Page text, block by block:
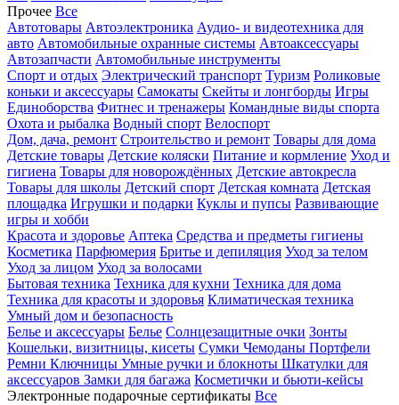
Прочее Все
Автотовары Автоэлектроника Аудио- и видеотехника для
авто Автомобильные охранные системы Автоаксессуары
Автозапчасти Автомобильные инструменты
Спорт и отдых Электрический транспорт Туризм Роликовые
коньки и аксессуары Самокаты Скейты и лонгборды Игры
Единоборства Фитнес и тренажеры Командные виды спорта
Охота и рыбалка Водный спорт Велоспорт
Дом, дача, ремонт Строительство и ремонт Товары для дома
Детские товары Детские коляски Питание и кормление Уход и
гигиена Товары для новорождённых Детские автокресла
Товары для школы Детский спорт Детская комната Детская
площадка Игрушки и подарки Куклы и пупсы Развивающие
игры и хобби
Красота и здоровье Аптека Средства и предметы гигиены
Косметика Парфюмерия Бритье и депиляция Уход за телом
Уход за лицом Уход за волосами
Бытовая техника Техника для кухни Техника для дома
Техника для красоты и здоровья Климатическая техника
Умный дом и безопасность
Белье и аксессуары Белье Солнцезащитные очки Зонты
Кошельки, визитницы, кисеты Сумки Чемоданы Портфели
Ремни Ключницы Умные ручки и блокноты Шкатулки для
аксессуаров Замки для багажа Косметички и бьюти-кейсы
Электронные подарочные сертификаты Все